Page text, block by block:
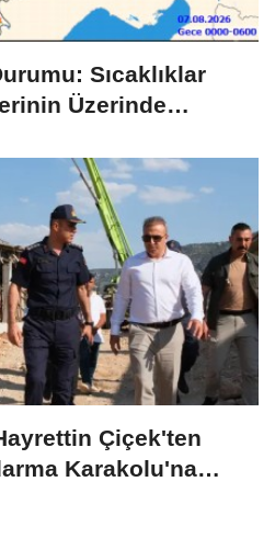
Sıcaklıklar
Üzerinde
Çiçek'ten
Karakolu'na